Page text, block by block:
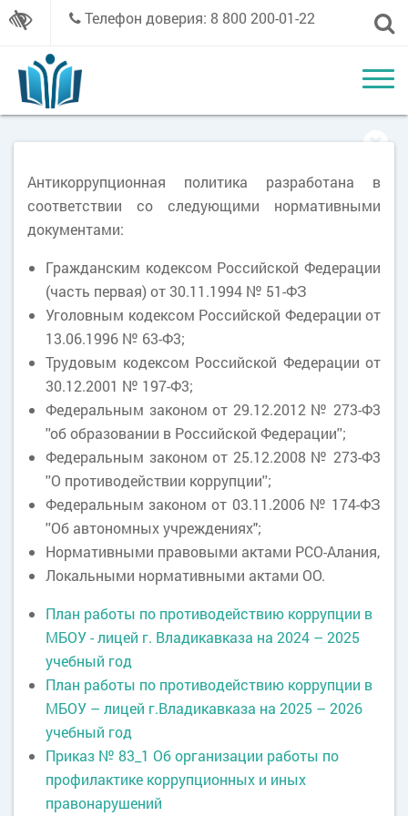
Телефон доверия: 8 800 200-01-22
Антикоррупционная политика разработана в
соответствии со следующими нормативными
документами:
Гражданским кодексом Российской Федерации
(часть первая) от 30.11.1994 № 51-ФЗ
Уголовным кодексом Российской Федерации от
13.06.1996 № 63-Ф3;
Трудовым кодексом Российской Федерации от
30.12.2001 № 197-Ф3;
Федеральным законом от 29.12.2012 № 273-Ф3
''об образовании в Российской Федерации'';
Федеральным законом от 25.12.2008 № 273-Ф3
''О противодействии коррупции'';
Федеральным законом от 03.11.2006 № 174-ФЗ
''Об автономных учреждениях";
Нормативными правовыми актами РСО-Алания,
Локальными нормативными актами ОО.
План работы по противодействию коррупции в
МБОУ - лицей г. Владикавказа на 2024 – 2025
учебный год
План работы по противодействию коррупции в
МБОУ – лицей г.Владикавказа на 2025 – 2026
учебный год
Приказ № 83_1 Об организации работы по
профилактике коррупционных и иных
правонарушений